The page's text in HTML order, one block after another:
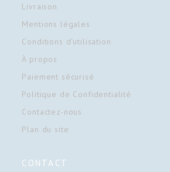
Livraison
Mentions légales
Conditions d'utilisation
À propos
Paiement sécurisé
Politique de Confidentialité
Contactez-nous
Plan du site
CONTACT